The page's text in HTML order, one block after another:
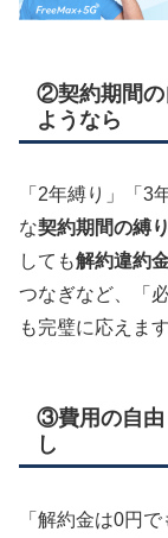
②契約期間の
ようなら
「2年縛り」「3
な契約期間の縛
しても解約違約
つなぎなど、「
も完璧に応えます
③費用の自由
し
「解約金は0円